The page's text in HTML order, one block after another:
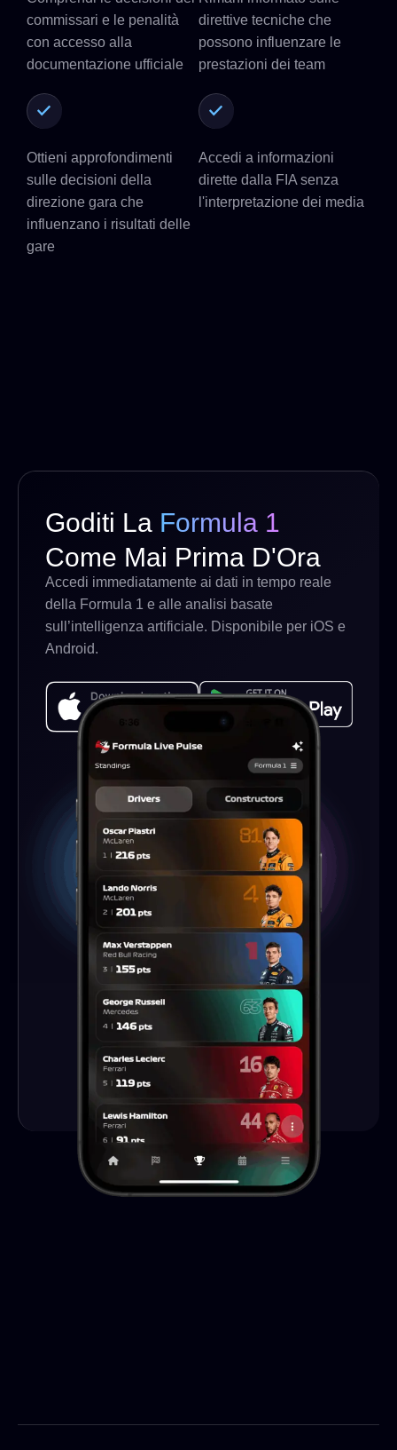
commissari e le penalità
con accesso alla
documentazione ufficiale
direttive tecniche che
possono influenzare le
prestazioni dei team
Ottieni approfondimenti
sulle decisioni della
direzione gara che
influenzano i risultati delle
gare
Accedi a informazioni
dirette dalla FIA senza
l'interpretazione dei media
Goditi La Formula 1
Come Mai Prima D'Ora
Accedi immediatamente ai dati in tempo reale
della Formula 1 e alle analisi basate
sull’intelligenza artificiale. Disponibile per iOS e
Android.